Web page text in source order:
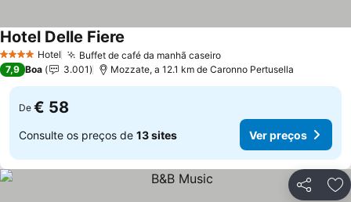
4 EstrelasHotel Buffet de café da manhã caseiroVer preços
Hotel Delle Fiere
7,9 Boa 3.001 Mozzate, a 12.1 km de Caronno Pertusella
De € 58
Consulte os preços de 13 sites Ver preços
Partilhar